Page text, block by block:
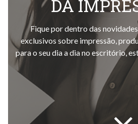
DA
Fique por dentro das
exclusivos sobre impressão,
para o seu dia a dia no escritório,